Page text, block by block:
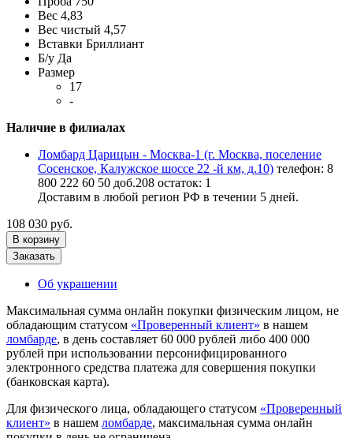
Вес 4,83
Вес чистый 4,57
Вставки Бриллиант
Б/у Да
Размер
17
-
Наличие в филиалах
Ломбард Царицын - Москва-1 (г. Москва, поселение
Сосенское, Калужское шоссе 22 -й км, д.10) телефон: 8
800 222 60 50 доб.208 остаток: 1
Доставим в любой регион РФ в течении 5 дней.
108 030 руб.
В корзину
Заказать
Об украшении
Максимальная сумма онлайн покупки физическим лицом, не
обладающим статусом «Проверенный клиент» в нашем
ломбарде, в день составляет 60 000 рублей либо 400 000
рублей при использовании персонифицированного
электронного средства платежа для совершения покупки
(банковская карта).
Для физического лица, обладающего статусом «Проверенный
клиент» в нашем ломбарде, максимальная сумма онлайн